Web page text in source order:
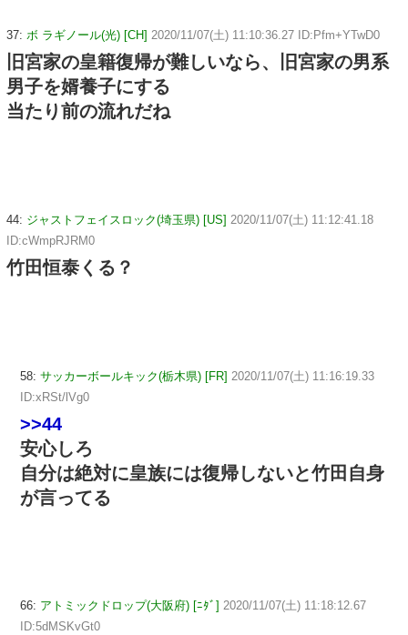
37: ボ ラギノール(光) [CH] 2020/11/07(土) 11:10:36.27 ID:Pfm+YTwD0
旧宮家の皇籍復帰が難しいなら、旧宮家の男系
男子を婿養子にする
当たり前の流れだね
44: ジャストフェイスロック(埼玉県) [US] 2020/11/07(土) 11:12:41.18
ID:cWmpRJRM0
竹田恒泰くる？
58: サッカーボールキック(栃木県) [FR] 2020/11/07(土) 11:16:19.33
ID:xRSt/lVg0
>>44
安心しろ
自分は絶対に皇族には復帰しないと竹田自身
が言ってる
66: アトミックドロップ(大阪府) [ﾆﾀﾞ] 2020/11/07(土) 11:18:12.67
ID:5dMSKvGt0